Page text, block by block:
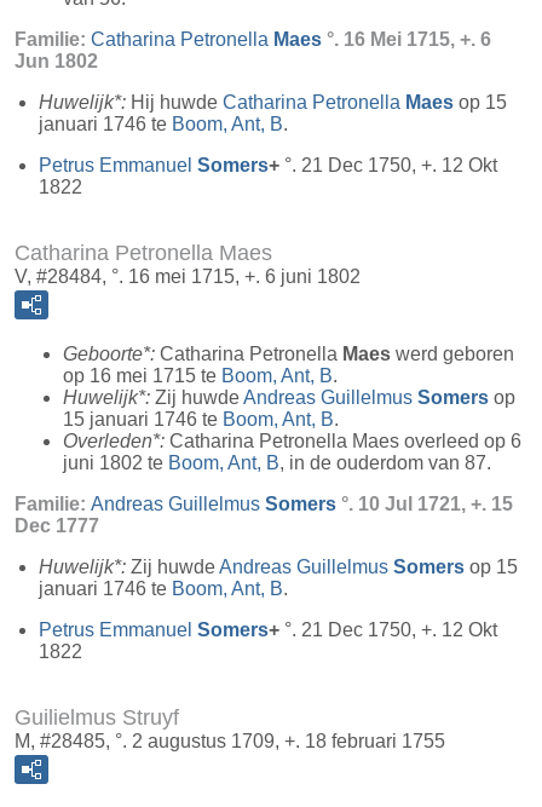
Familie: Catharina Petronella Maes °. 16 Mei 1715, +. 6
Jun 1802
Huwelijk*: Hij huwde Catharina Petronella Maes op 15
januari 1746 te Boom, Ant, B.
Petrus Emmanuel Somers+ °. 21 Dec 1750, +. 12 Okt
1822
Catharina Petronella Maes
V, #28484, °. 16 mei 1715, +. 6 juni 1802
Geboorte*: Catharina Petronella Maes werd geboren
op 16 mei 1715 te Boom, Ant, B.
Huwelijk*: Zij huwdeAndreas Guillelmus Somers op
15 januari 1746 te Boom, Ant, B.
Overleden*: Catharina Petronella Maes overleed op 6
juni 1802 te Boom, Ant, B, in de ouderdom van 87.
Familie: Andreas Guillelmus Somers °. 10 Jul 1721, +. 15
Dec 1777
Huwelijk*: Zij huwdeAndreas Guillelmus Somers op 15
januari 1746 te Boom, Ant, B.
Petrus Emmanuel Somers+ °. 21 Dec 1750, +. 12 Okt
1822
Guilielmus Struyf
M, #28485, °. 2 augustus 1709, +. 18 februari 1755